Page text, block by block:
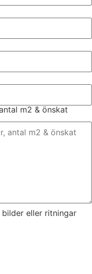
m2 & önskat
eller ritningar